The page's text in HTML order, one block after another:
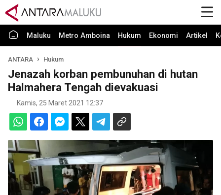
Maluku Metro Amboina Hukum Ekonomi Artikel
ANTARA Hukum
Jenazah korban pembunuhan di hutan
Halmahera Tengah dievakuasi
Kamis, 25 Maret 2021 12:37